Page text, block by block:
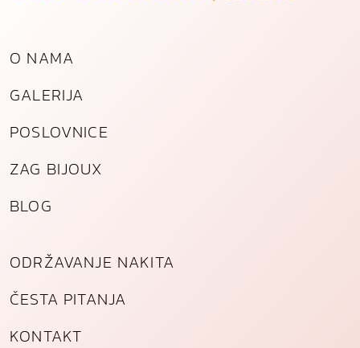
O NAMA
GALERIJA
POSLOVNICE
ZAG BIJOUX
BLOG
ODRŽAVANJE NAKITA
ČESTA PITANJA
KONTAKT